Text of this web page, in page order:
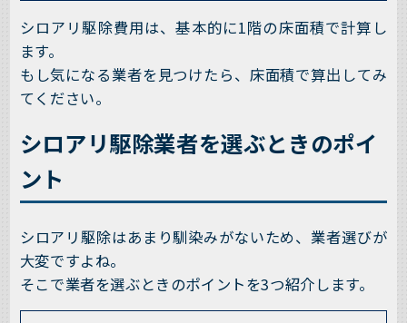
シロアリ駆除費用は、基本的に1階の床面積で計算し
ます。
もし気になる業者を見つけたら、床面積で算出してみ
てください。
シロアリ駆除業者を選ぶときのポイ
ント
シロアリ駆除はあまり馴染みがないため、業者選びが
大変ですよね。
そこで業者を選ぶときのポイントを3つ紹介します。